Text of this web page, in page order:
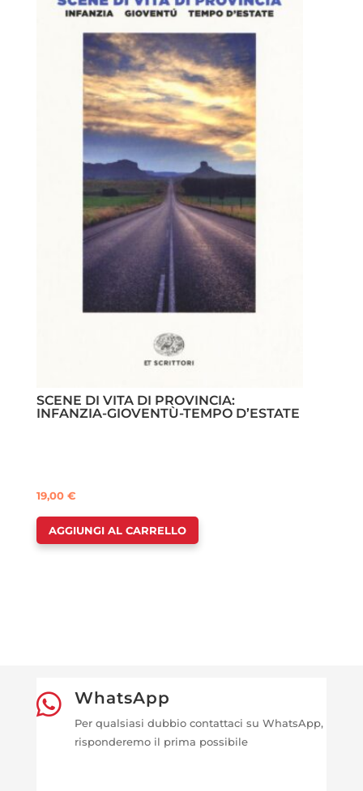
SCENE DI VITA DI PROVINCIA:
INFANZIA-GIOVENTÙ-TEMPO D’ESTATE
19,00€
AGGIUNGI AL CARRELLO
 WhatsApp
Per qualsiasi dubbio contattaci su WhatsApp,
risponderemo il prima possibile